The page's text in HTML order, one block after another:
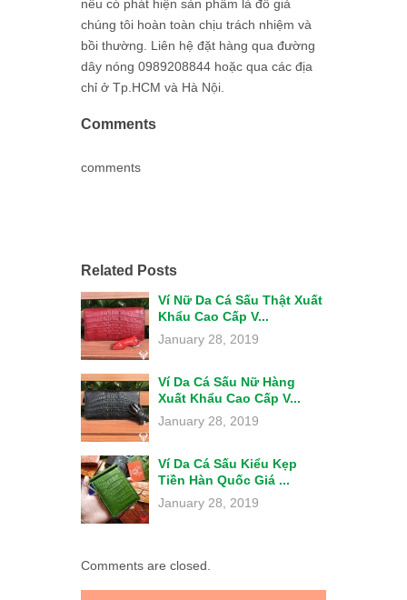
nếu có phát hiện sản phẩm là đồ giả
chúng tôi hoàn toàn chịu trách nhiệm và
bồi thường. Liên hệ đặt hàng qua đường
dây nóng 0989208844 hoặc qua các địa
chỉ ở Tp.HCM và Hà Nội.
Comments
comments
Related Posts
Ví Nữ Da Cá Sấu Thật Xuất
Khẩu Cao Cấp V...
January 28, 2019
Ví Da Cá Sấu Nữ Hàng
Xuất Khẩu Cao Cấp V...
January 28, 2019
Ví Da Cá Sấu Kiểu Kẹp
Tiền Hàn Quốc Giá ...
January 28, 2019
Comments are closed.